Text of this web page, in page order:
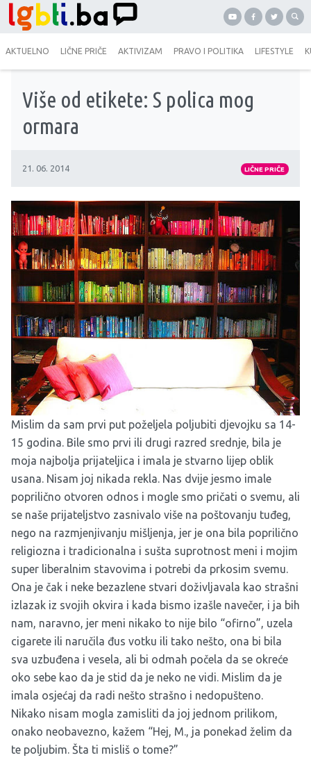
AKTUELNO LIČNE PRIČE AKTIVIZAM PRAVO I POLITIKA LIFESTYLE
Više od etikete: S polica mog
ormara
21. 06. 2014 LIČNE PRIČE
Mislim da sam prvi put poželjela poljubiti djevojku sa 14-
15 godina. Bile smo prvi ili drugi razred srednje, bila je
moja najbolja prijateljica i imala je stvarno lijep oblik
usana. Nisam joj nikada rekla. Nas dvije jesmo imale
poprilično otvoren odnos i mogle smo pričati o svemu, ali
se naše prijateljstvo zasnivalo više na poštovanju tuđeg,
nego na razmjenjivanju mišljenja, jer je ona bila poprilično
religiozna i tradicionalna i sušta suprotnost meni i mojim
super liberalnim stavovima i potrebi da prkosim svemu.
Ona je čak i neke bezazlene stvari doživljavala kao strašni
izlazak iz svojih okvira i kada bismo izašle navečer, i ja bih
nam, naravno, jer meni nikako to nije bilo “ofirno”, uzela
cigarete ili naručila đus votku ili tako nešto, ona bi bila
sva uzbuđena i vesela, ali bi odmah počela da se okreće
oko sebe kao da je stid da je neko ne vidi. Mislim da je
imala osjećaj da radi nešto strašno i nedopušteno.
Nikako nisam mogla zamisliti da joj jednom prilikom,
onako neobavezno, kažem “Hej, M., ja ponekad želim da
te poljubim. Šta ti misliš o tome?”